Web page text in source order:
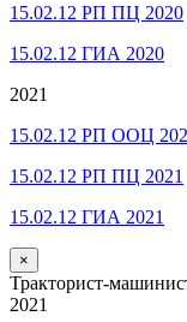
15.02.12 РП ПЦ 2020
15.02.12 ГИА 2020
2021
15.02.12 РП ООЦ
15.02.12 РП ПЦ 2021
15.02.12 ГИА 2021
×
Тракторист-
2021